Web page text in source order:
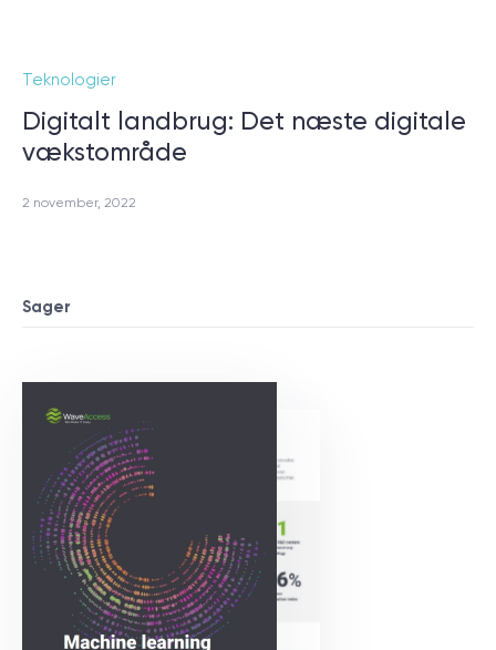
Teknologier
Digitalt landbrug: Det næste digitale
vækstområde
2 november, 2022
Sager